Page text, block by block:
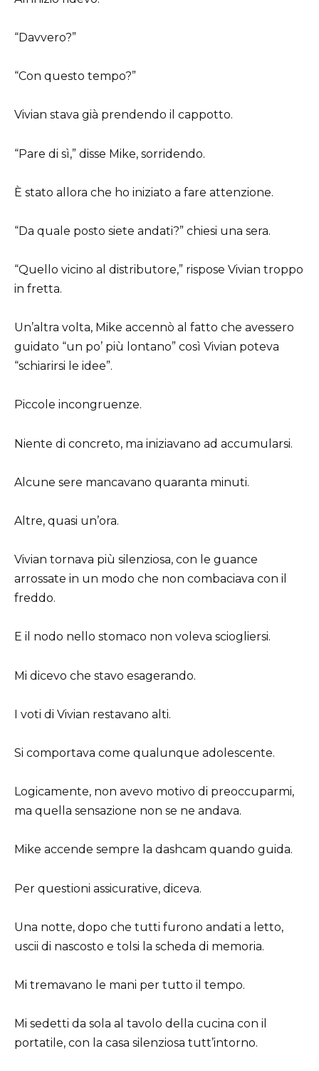
“Davvero?”
“Con questo tempo?”
Vivian stava già prendendo il cappotto.
“Pare di sì,” disse Mike, sorridendo.
È stato allora che ho iniziato a fare attenzione.
“Da quale posto siete andati?” chiesi una sera.
“Quello vicino al distributore,” rispose Vivian troppo
in fretta.
Un’altra volta, Mike accennò al fatto che avessero
guidato “un po’ più lontano” così Vivian poteva
“schiarirsi le idee”.
Piccole incongruenze.
Niente di concreto, ma iniziavano ad accumularsi.
Alcune sere mancavano quaranta minuti.
Altre, quasi un’ora.
Vivian tornava più silenziosa, con le guance
arrossate in un modo che non combaciava con il
freddo.
E il nodo nello stomaco non voleva sciogliersi.
Mi dicevo che stavo esagerando.
I voti di Vivian restavano alti.
Si comportava come qualunque adolescente.
Logicamente, non avevo motivo di preoccuparmi,
ma quella sensazione non se ne andava.
Mike accende sempre la dashcam quando guida.
Per questioni assicurative, diceva.
Una notte, dopo che tutti furono andati a letto,
uscii di nascosto e tolsi la scheda di memoria.
Mi tremavano le mani per tutto il tempo.
Mi sedetti da sola al tavolo della cucina con il
portatile, con la casa silenziosa tutt’intorno.